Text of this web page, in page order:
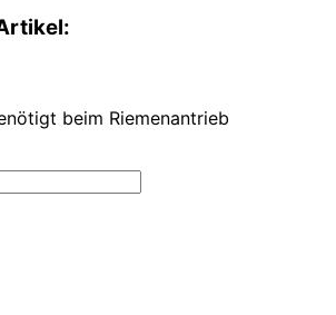
beim Riemenantrieb